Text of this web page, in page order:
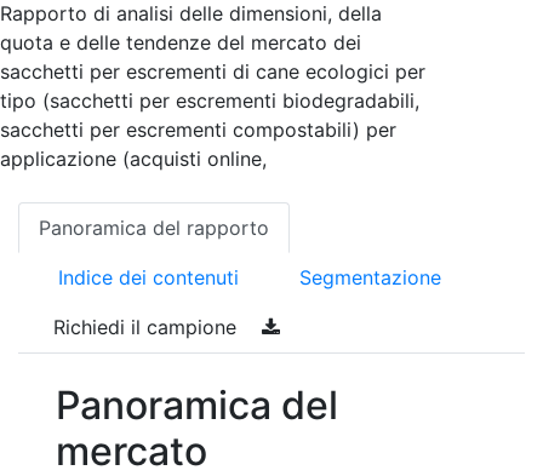
Rapporto di analisi delle dimensioni, della
quota e delle tendenze del mercato dei
sacchetti per escrementi di cane ecologici per
tipo (sacchetti per escrementi biodegradabili,
sacchetti per escrementi compostabili) per
applicazione (acquisti online,
Panoramica del rapporto
Indice dei contenuti Segmentazione
Richiedi il campione
Panoramica del
mercato